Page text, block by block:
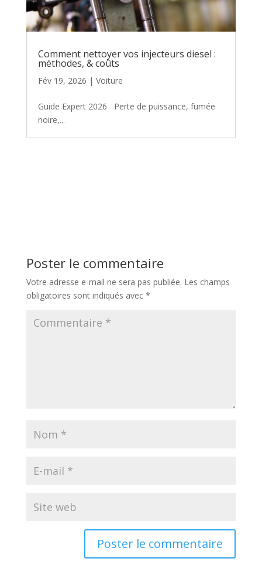
Comment nettoyer vos injecteurs diesel :
méthodes, & coûts
Fév 19, 2026 | Voiture
Guide Expert 2026 Perte de puissance, fumée
noire,...
Poster le commentaire
Votre adresse e-mail ne sera pas publiée. Les champs
obligatoires sont indiqués avec *